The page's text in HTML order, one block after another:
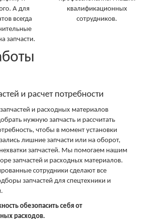
А для
всегда
запчасти.
квалификационных
сотрудников.
и расчет потребности
и расходных материалов
нужную запчасть и рассчитать
чтобы в момент установки
лишние запчасти или на оборот,
запчастей. Мы помогаем нашим
запчастей и расходных материалов.
сотрудники сделают все
запчастей для спецтехники и
обезопасить себя от
расходов.